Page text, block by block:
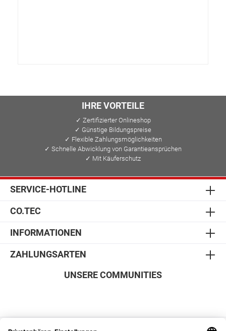
IHRE VORTEILE
✓ Zertifizierter Onlineshop
✓ Günstige Bildungspreise
✓ Flexible Zahlungsmöglichkeiten
✓ Schnelle Abwicklung von Garantieansprüchen
✓ Mit Käuferschutz
SERVICE-HOTLINE
CO.TEC
INFORMATIONEN
ZAHLUNGSARTEN
SICHER EINKAUFEN
UNSERE COMMUNITIES